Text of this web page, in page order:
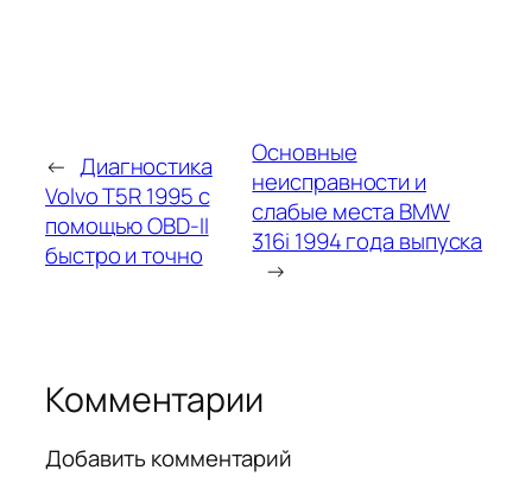
← Диагностика
Volvo T5R 1995 с
помощью OBD-II
быстро и точно
Основные
неисправности и
слабые места BMW
316i 1994 года выпуска
→
Комментарии
Добавить комментарий